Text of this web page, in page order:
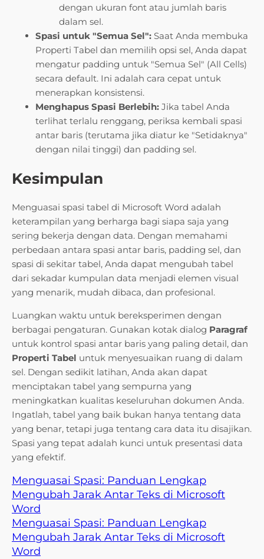
dengan ukuran font atau jumlah baris
dalam sel.
Spasi untuk "Semua Sel": Saat Anda membuka
Properti Tabel dan memilih opsi sel, Anda dapat
mengatur padding untuk "Semua Sel" (All Cells)
secara default. Ini adalah cara cepat untuk
menerapkan konsistensi.
Menghapus Spasi Berlebih: Jika tabel Anda
terlihat terlalu renggang, periksa kembali spasi
antar baris (terutama jika diatur ke "Setidaknya"
dengan nilai tinggi) dan padding sel.
Kesimpulan
Menguasai spasi tabel di Microsoft Word adalah
keterampilan yang berharga bagi siapa saja yang
sering bekerja dengan data. Dengan memahami
perbedaan antara spasi antar baris, padding sel, dan
spasi di sekitar tabel, Anda dapat mengubah tabel
dari sekadar kumpulan data menjadi elemen visual
yang menarik, mudah dibaca, dan profesional.
Luangkan waktu untuk bereksperimen dengan
berbagai pengaturan. Gunakan kotak dialog Paragraf
untuk kontrol spasi antar baris yang paling detail, dan
Properti Tabel untuk menyesuaikan ruang di dalam
sel. Dengan sedikit latihan, Anda akan dapat
menciptakan tabel yang sempurna yang
meningkatkan kualitas keseluruhan dokumen Anda.
Ingatlah, tabel yang baik bukan hanya tentang data
yang benar, tetapi juga tentang cara data itu disajikan.
Spasi yang tepat adalah kunci untuk presentasi data
yang efektif.
Menguasai Spasi: Panduan Lengkap
Mengubah Jarak Antar Teks di Microsoft
Word
Menguasai Spasi: Panduan Lengkap
Mengubah Jarak Antar Teks di Microsoft
Word